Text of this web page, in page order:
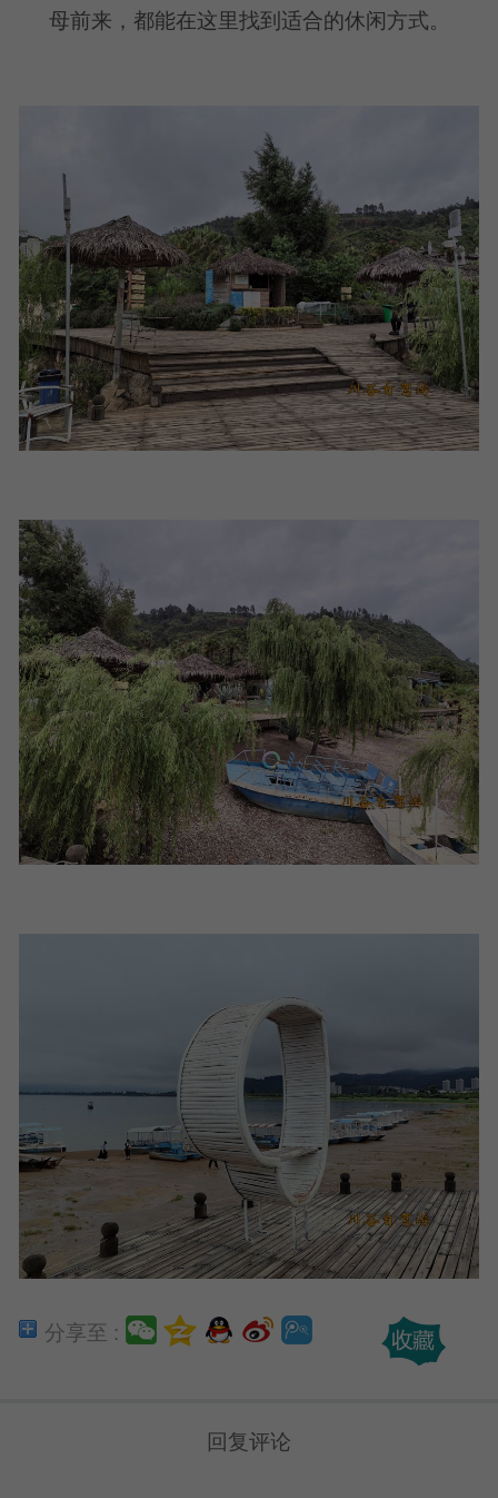
母前来，都能在这里找到适合的休闲方式。
分享至 :
回复评论